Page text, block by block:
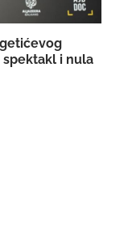
spektakl i nula